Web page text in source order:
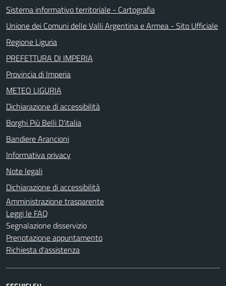
Sistema informativo territoriale - Cartografia
Unione dei Comuni delle Valli Argentina e Armea - Sito Ufficiale
Regione Liguria
PREFETTURA DI IMPERIA
Provincia di Imperia
METEO LIGURIA
Dichiarazione di accessibilità
Borghi Più Belli D'italia
Bandiere Arancioni
Informativa privacy
Note legali
Dichiarazione di accessibilità
Amministrazione trasparente
Leggi le FAQ
Segnalazione disservizio
Prenotazione appuntamento
Richiesta d'assistenza